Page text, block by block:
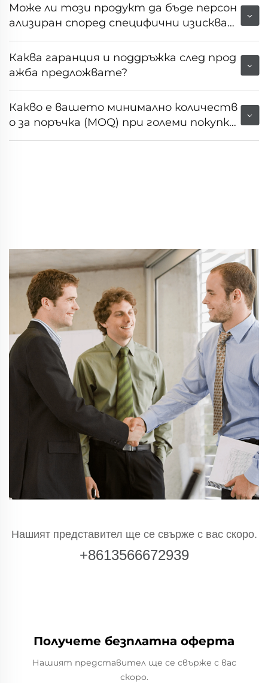
Може ли този продукт да бъде персон
ализиран според специфични изискван
ия на пазара или клиента?
Каква гаранция и поддръжка след прод
ажба предложвате?
Какво е вашето минимално количеств
о за поръчка (MOQ) при големи покупк
и?
Нашият представител ще се свърже с вас скоро.
+8613566672939
Получете безплатна оферта
Нашият представител ще се свърже с вас
скоро.